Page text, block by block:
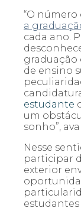
“O número
a
cada ano.
de ensino
estudante
um
sonho”,
Nesse
participar
exterior